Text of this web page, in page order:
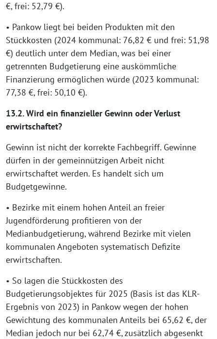
€, frei: 52,79 €).
• Pankow liegt bei beiden Produkten mit den
Stückkosten (2024 kommunal: 76,82 € und frei: 51,98
€) deutlich unter dem Median, was bei einer
getrennten Budgetierung eine auskömmliche
Finanzierung ermöglichen würde (2023 kommunal:
77,38 €, frei: 50,10 €).
13.2. Wird ein finanzieller Gewinn oder Verlust
erwirtschaftet?
Gewinn ist nicht der korrekte Fachbegriff. Gewinne
dürfen in der gemeinnützigen Arbeit nicht
erwirtschaftet werden. Es handelt sich um
Budgetgewinne.
• Bezirke mit einem hohen Anteil an freier
Jugendförderung profitieren von der
Medianbudgetierung, während Bezirke mit vielen
kommunalen Angeboten systematisch Defizite
erwirtschaften.
• So lagen die Stückkosten des
Budgetierungsobjektes für 2025 (Basis ist das KLR-
Ergebnis von 2023) in Pankow wegen der hohen
Gewichtung des kommunalen Anteils bei 65,62 €, der
Median jedoch nur bei 62,74 €, zusätzlich abgesenkt